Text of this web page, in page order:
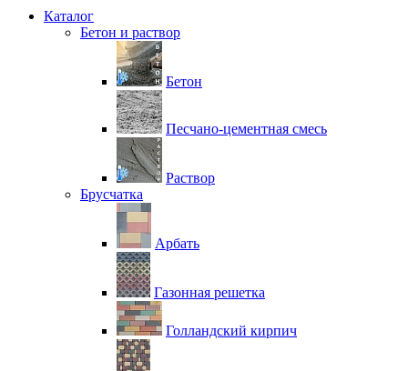
Каталог
Бетон и раствор
Бетон
Песчано-цементная смесь
Раствор
Брусчатка
Арбать
Газонная решетка
Голландский кирпич